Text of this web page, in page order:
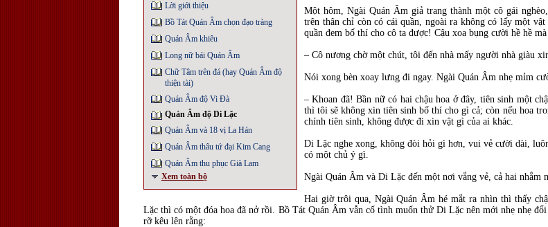
Lời giới thiệu
Bồ Tát Quán Âm chọn đạo tràng
Quán Âm khiêu
Long nữ bái Quán Âm
Chữ Tâm trên đá (hay Quán Âm độ
thiện tài)
Quán Âm độ Vi Đà
Quán Âm độ Di Lặc
Quán Âm và 18 vị La Hán
Quán Âm thâu tứ đại Kim Cang
Quán Âm thu phục Già Lam
Xem toàn bộ
Một hôm, Ngài Quán Âm giả trang thành một cô gái
trên thân chỉ còn có cái quần, ngoài ra không có lấy một
quần đem bố thí cho cô ta được! Cậu xoa bụng cười hề hề
– Cô nương chờ một chút, tôi đến nhà mấy người nhà giàu
Nói xong bèn xoay lưng đi ngay. Ngài Quán Âm nhẹ mỉm
– Khoan đã! Bần nữ có hai chậu hoa ở đây, tiên sinh một
thì tôi sẽ không xin tiên sinh bố thí cho gì cả; còn nếu hoa
chính tiên sinh, không được đi xin vật gì của ai khác.
Di Lặc nghe xong, không đòi hỏi gì hơn, vui vẻ cười dài,
có một chủ ý gì.
Ngài Quán Âm và Di Lặc đến một nơi vắng vẻ, cả hai nhắm
Hai giờ trôi qua, Ngài Quán Âm hé mắt ra nhìn thì thấy
Lặc thì có một đóa hoa đã nở rồi. Bồ Tát Quán Âm vẫn cố tình muốn thử Di Lặc nên mới nhẹ nhẹ
rỡ kêu lên rằng: